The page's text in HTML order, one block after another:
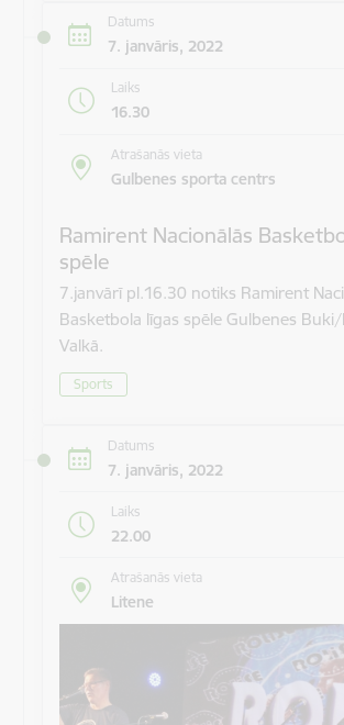
Datums
7. janvāris, 2022
Laiks
16.30
Atrašanās vieta
Gulbenes sporta centrs
Ramirent Nacionālās
spēle
7.janvārī pl.16.30 notiks Ramirent
Basketbola līgas spēle Gulbenes Buki/
Valkā.
Sports
Datums
7. janvāris, 2022
Laiks
22.00
Atrašanās vieta
Litene